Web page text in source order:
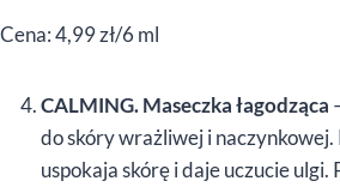
Cena: 4,99 zł/6 ml
CALMING. Maseczka łagodząca
do skóry wrażliwej i naczynkowej.
uspokaja skórę i daje uczucie